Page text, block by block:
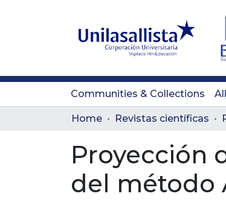
Communities & Collections
Home Revistas científicas
Proyección
del método